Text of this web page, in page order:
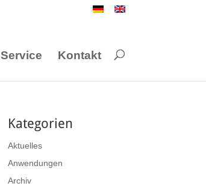
Service Kontakt
Kategorien
Aktuelles
Anwendungen
Archiv